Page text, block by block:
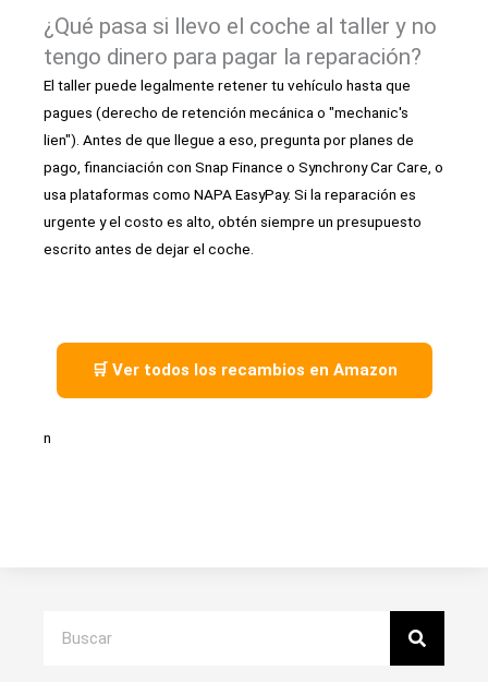
¿Qué pasa si llevo el coche al taller y no
tengo dinero para pagar la reparación?
El taller puede legalmente retener tu vehículo hasta que
pagues (derecho de retención mecánica o "mechanic's
lien"). Antes de que llegue a eso, pregunta por planes de
pago, financiación con Snap Finance o Synchrony Car Care, o
usa plataformas como NAPA EasyPay. Si la reparación es
urgente y el costo es alto, obtén siempre un presupuesto
escrito antes de dejar el coche.
🛒 Ver todos los recambios en Amazon
n